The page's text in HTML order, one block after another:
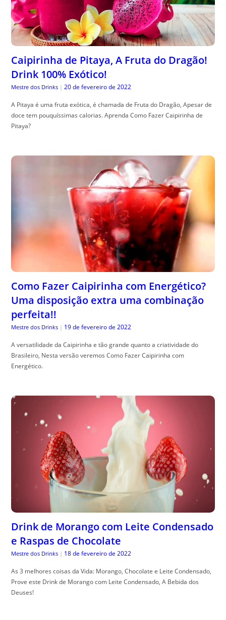
Caipirinha de Pitaya, A Fruta do Dragão!
Drink 100% Exótico!
Mestre dos Drinks | 20 de fevereiro de 2022
A Pitaya é uma fruta exótica, é chamada de Fruta do Dragão, Apesar de
doce tem pouquíssimas calorias. Aprenda Como Fazer Caipirinha de
Pitaya?
Como Fazer Caipirinha com Energético?
Uma disposição extra uma combinação
perfeita!!
Mestre dos Drinks | 19 de fevereiro de 2022
A versatilidade da Caipirinha e tão grande quanto a criatividade do
Brasileiro, Nesta versão veremos Como Fazer Caipirinha com
Energético.
Drink de Morango com Leite Condensado
e Raspas de Chocolate
Mestre dos Drinks | 18 de fevereiro de 2022
As 3 melhores coisas da Vida: Morango, Chocolate e Leite Condensado,
Prove este Drink de Morango com Leite Condensado, A Bebida dos
Deuses!